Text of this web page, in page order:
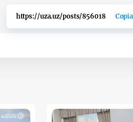
https://uza.uz/posts/856018